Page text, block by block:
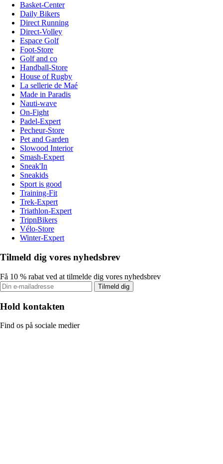
Basket-Center
Daily Bikers
Direct Running
Direct-Volley
Espace Golf
Foot-Store
Golf and co
Handball-Store
House of Rugby
La sellerie de Maé
Made in Paradis
Nauti-wave
On-Fight
Padel-Expert
Pecheur-Store
Pet and Garden
Slowood Interior
Smash-Expert
Sneak'In
Sneakids
Sport is good
Training-Fit
Trek-Expert
Triathlon-Expert
TripnBikers
Vélo-Store
Winter-Expert
Tilmeld dig vores nyhedsbrev
Få 10 % rabat ved at tilmelde dig vores nyhedsbrev
Tilmeld dig
Hold kontakten
Find os på sociale medier